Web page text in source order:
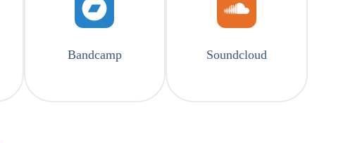
Bandcamp Soundcloud